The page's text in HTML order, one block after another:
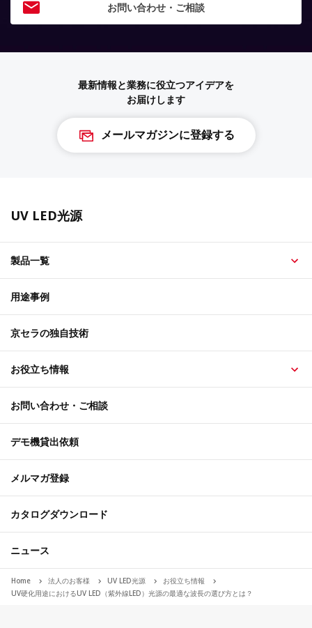
お問い合わせ・ご相談
最新情報と業務に役立つアイデアを
お届けします
メールマガジンに登録する
UV LED光源
製品一覧
用途事例
京セラの独自技術
お役立ち情報
お問い合わせ・ご相談
デモ機貸出依頼
メルマガ登録
カタログダウンロード
ニュース
Home 法人のお客様 UV LED光源
お役立ち情報
UV硬化用途におけるUV LED（紫外線LED）光源の最適な波長の選び方とは？